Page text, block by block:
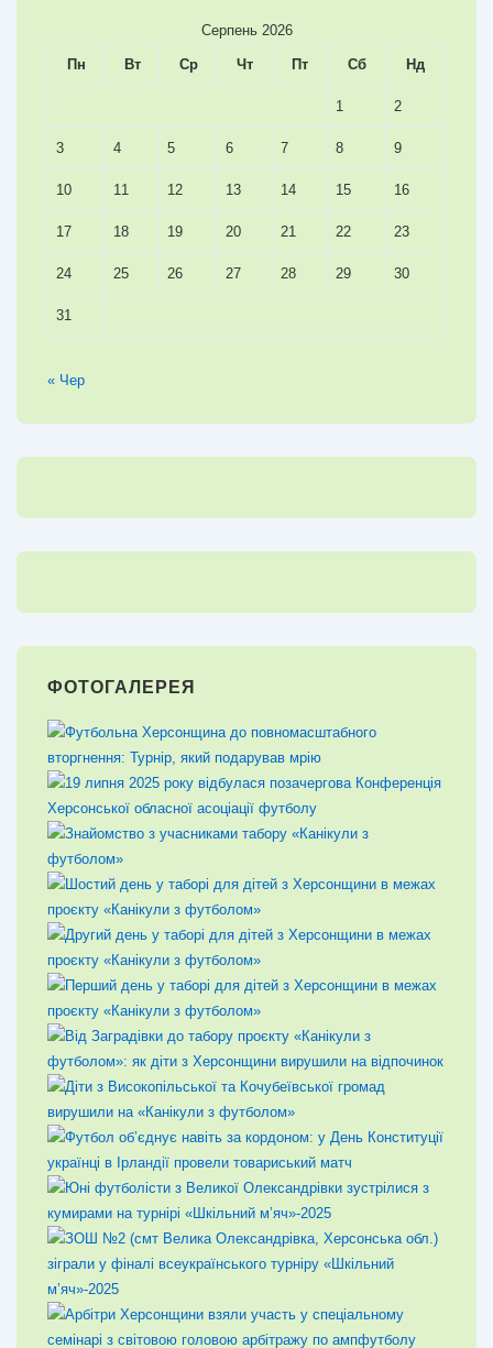
Серпень 2026
Пн Вт Ср Чт Пт Сб Нд
1 2
3 4 5 6 7 8 9
10 11 12 13 14 15 16
17 18 19 20 21 22 23
24 25 26 27 28 29 30
31
« Чер
ФОТОГАЛЕРЕЯ